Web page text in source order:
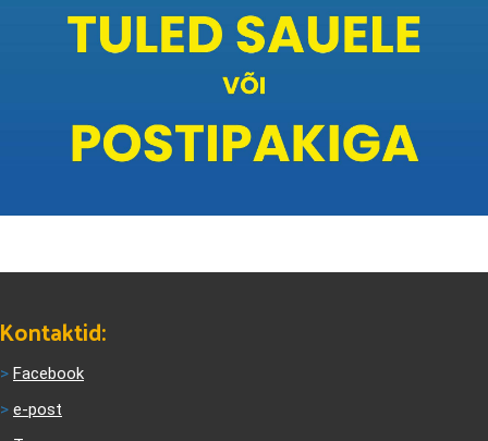
Kontaktid:
> Facebook
> e-post